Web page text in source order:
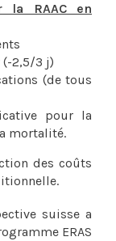
la RAAC en
(-2,5/3 j)
(de tous
pour la
mortalité.
des coûts
suisse a
ERAS